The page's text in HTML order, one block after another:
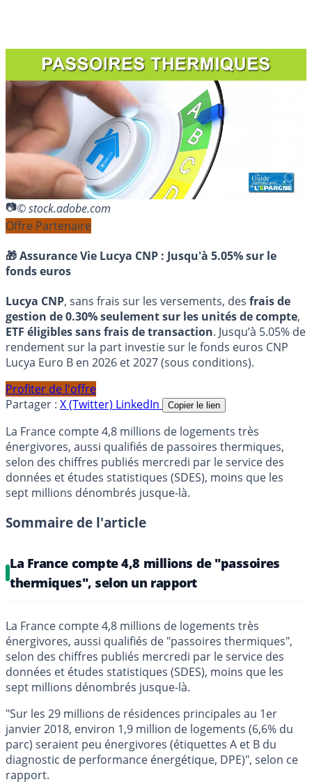
© stock.adobe.com
Offre Partenaire
🎁 Assurance Vie Lucya CNP : Jusqu'à 5.05% sur le
fonds euros
Lucya CNP, sans frais sur les versements, des frais de
gestion de 0.30% seulement sur les unités de compte,
ETF éligibles sans frais de transaction. Jusqu’à 5.05% de
rendement sur la part investie sur le fonds euros CNP
Lucya Euro B en 2026 et 2027 (sous conditions).
Profiter de l'offre
Partager : X (Twitter) LinkedIn Copier le lien
La France compte 4,8 millions de logements très
énergivores, aussi qualifiés de passoires thermiques,
selon des chiffres publiés mercredi par le service des
données et études statistiques (SDES), moins que les
sept millions dénombrés jusque-là.
Sommaire de l'article
La France compte 4,8 millions de "passoires
thermiques", selon un rapport
La France compte 4,8 millions de logements très
énergivores, aussi qualifiés de "passoires thermiques",
selon des chiffres publiés mercredi par le service des
données et études statistiques (SDES), moins que les
sept millions dénombrés jusque-là.
"Sur les 29 millions de résidences principales au 1er
janvier 2018, environ 1,9 million de logements (6,6% du
parc) seraient peu énergivores (étiquettes A et B du
diagnostic de performance énergétique, DPE)", selon ce
rapport.